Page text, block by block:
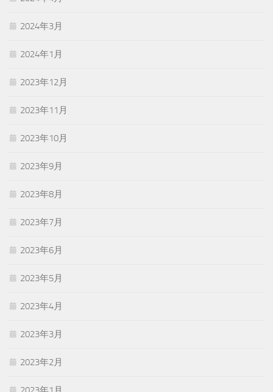
2024年3月
2024年1月
2023年12月
2023年11月
2023年10月
2023年9月
2023年8月
2023年7月
2023年6月
2023年5月
2023年4月
2023年3月
2023年2月